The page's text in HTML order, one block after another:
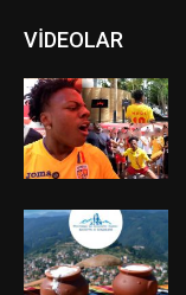
VİDEOLAR